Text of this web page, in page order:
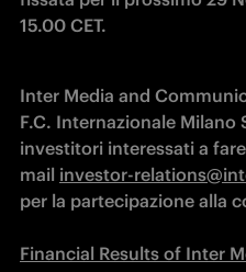
15.00 CET.
Inter Media and
F.C. Internazionale
investitori interessati a
mail investor-
per la partecipazione alla
Financial Results of Inter